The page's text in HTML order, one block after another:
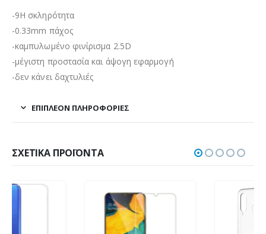
-9H σκληρότητα
-0.33mm πάχος
-καμπυλωμένο φινίρισμα 2.5D
-μέγιστη προστασία και άψογη εφαρμογή
-δεν κάνει δαχτυλιές
ΕΠΙΠΛΈΟΝ ΠΛΗΡΟΦΟΡΊΕΣ
ΣΧΕΤΙΚΆ ΠΡΟΪΌΝΤΑ